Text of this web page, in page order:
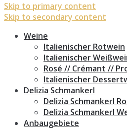
Skip to primary content
Skip to secondary content
Weine
Italienischer Rotwein
Italienischer
Rosé // Crémant //
Italienischer
Delizia Schmankerl
Delizia Schmankerl
Delizia Schmankerl
Anbaugebiete